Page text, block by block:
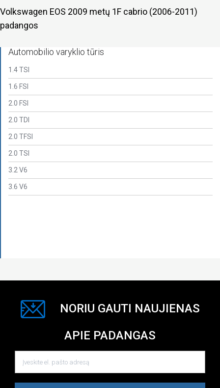
Volkswagen EOS 2009 metų 1F cabrio (2006-2011)
padangos
Automobilio varyklio tūris
1.4 TSI
1.6 FSI
2.0 FSI
2.0 TDI
2.0 TFSI
2.0 TSI
3.2 V6
3.6 V6
NORIU GAUTI NAUJIENAS
APIE PADANGAS